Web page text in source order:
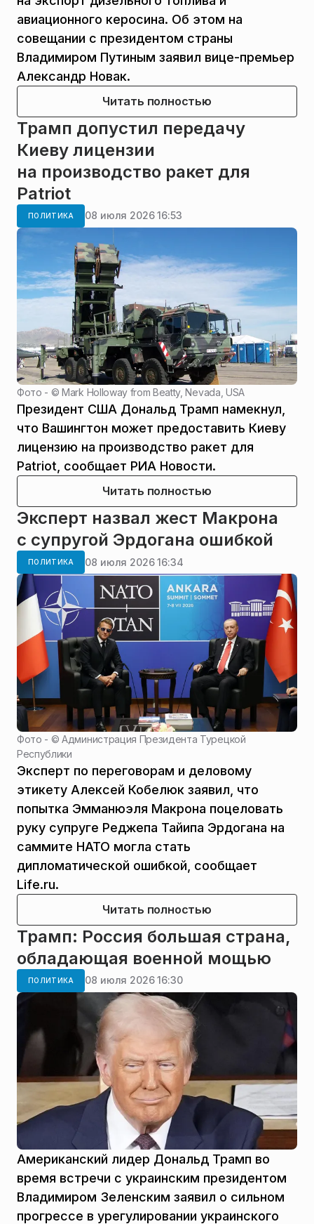
авиационного керосина. Об этом на
совещании с президентом страны
Владимиром Путиным заявил вице-премьер
Александр Новак.
Читать полностью
Трамп допустил передачу
Киеву лицензии
на производство ракет для
Patriot
ПОЛИТИКА 08 июля 2026 16:53
Фото - ©Mark Holloway from Beatty, Nevada, USA
Президент США Дональд Трамп намекнул,
что Вашингтон может предоставить Киеву
лицензию на производство ракет для
Patriot, сообщает РИА Новости.
Читать полностью
Эксперт назвал жест Макрона
с супругой Эрдогана ошибкой
ПОЛИТИКА 08 июля 2026 16:34
Фото - ©Администрация Президента Турецкой
Республики
Эксперт по переговорам и деловому
этикету Алексей Кобелюк заявил, что
попытка Эмманюэля Макрона поцеловать
руку супруге Реджепа Тайипа Эрдогана на
саммите НАТО могла стать
дипломатической ошибкой, сообщает
Life.ru.
Читать полностью
Трамп: Россия большая страна,
обладающая военной мощью
ПОЛИТИКА 08 июля 2026 16:30
Американский лидер Дональд Трамп во
время встречи с украинским президентом
Владимиром Зеленским заявил о сильном
прогрессе в урегулировании украинского